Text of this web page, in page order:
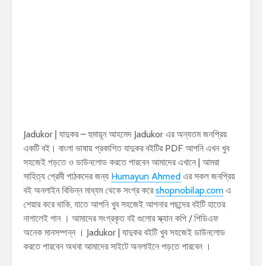
Jadukor | যাদুকর – হুমায়ূন আহমেদ Jadukor এর অন্যতম জনপ্রিয়
একটি বই। বাংলা ভাষায় প্রকাশিত যাদুকর বইটির PDF আপনি এখন খুব
সহজেই পড়তে ও ডাউনলোড করতে পারবেন আমাদের এখানে | আমরা
সাহিত্য প্রেমী পাঠকদের জন্য Humayun Ahmed এর সকল জনপ্রিয়
বই অনলাইন বিভিন্ন মাধ্যম থেকে সংগ্র করেshopnobilap.com এ
শেয়ার করে থাকি, যাতে আপনি খুব সহজেই আপনার পছন্দের বইটি হাতের
নাগালেই পান । আমাদের সংগ্রকৃত বই গুলোর স্ক্যান কপি / পিডিএফ
অনেক মানসম্পন্ন । Jadukor | যাদুকর বইটি খুব সহজেই ডাউনলোড
করতে পারবেন অথবা আমাদের সাইটে অনলাইনে পড়তে পারবেন ।